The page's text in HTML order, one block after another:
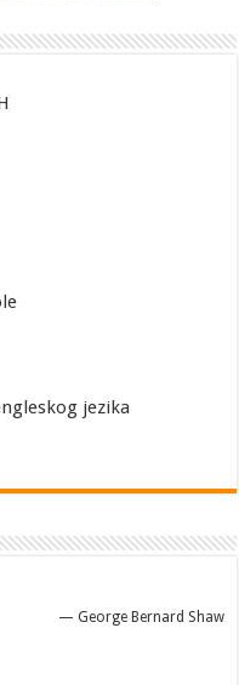
jezika
— George Bernard Shaw